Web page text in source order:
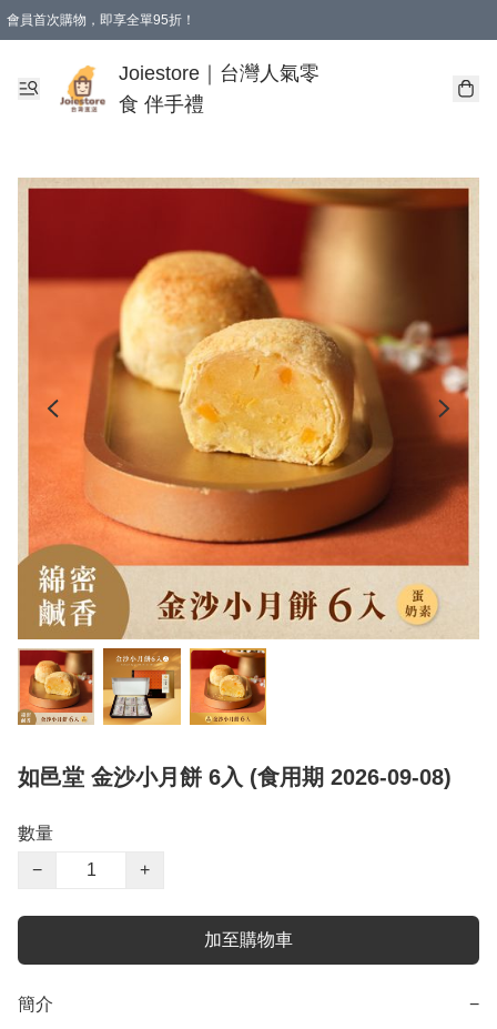
會員首次購物，即享全單95折！
購物滿 HKD 350.00即享免運費優惠！（適用於 本地送貨、本地取貨 )
Joiestore｜台灣人氣零
食 伴手禮
如邑堂 金沙小月餅 6入 (食用期 2026-09-08)
數量
−
+
加至購物車
簡介 −